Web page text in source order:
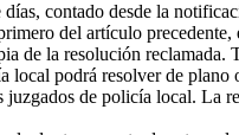
contado desde la
del artículo
de la resolución reclamada.
local podrá resolver de
juzgados de policía local. La